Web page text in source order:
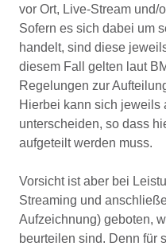
vor Ort, Live-Stream und/
Sofern es sich dabei um
handelt, sind diese
diesem Fall gelten laut
Regelungen zur
Hierbei kann sich jeweils
unterscheiden, so dass
aufgeteilt werden muss.
Vorsicht ist aber bei
Streaming und
Aufzeichnung) geboten,
beurteilen sind. Denn für